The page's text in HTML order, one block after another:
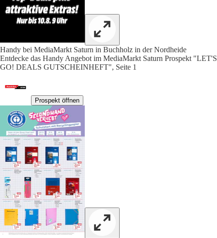
Handy bei MediaMarkt Saturn in Buchholz in der Nordheide
Entdecke das Handy Angebot im MediaMarkt Saturn Prospekt "LET'S
GO! DEALS GUTSCHEINHEFT", Seite 1
Prospekt öffnen